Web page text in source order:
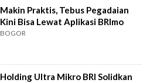
Makin Praktis, Tebus Pegadaian
Kini Bisa Lewat Aplikasi BRImo
BOGOR
Holding Ultra Mikro BRI Solidkan